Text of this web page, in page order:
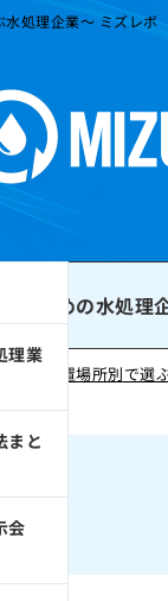
水処理企業～ ミズレボ
おすすめの水処理
国版】設置場所別で
理業
まと
会